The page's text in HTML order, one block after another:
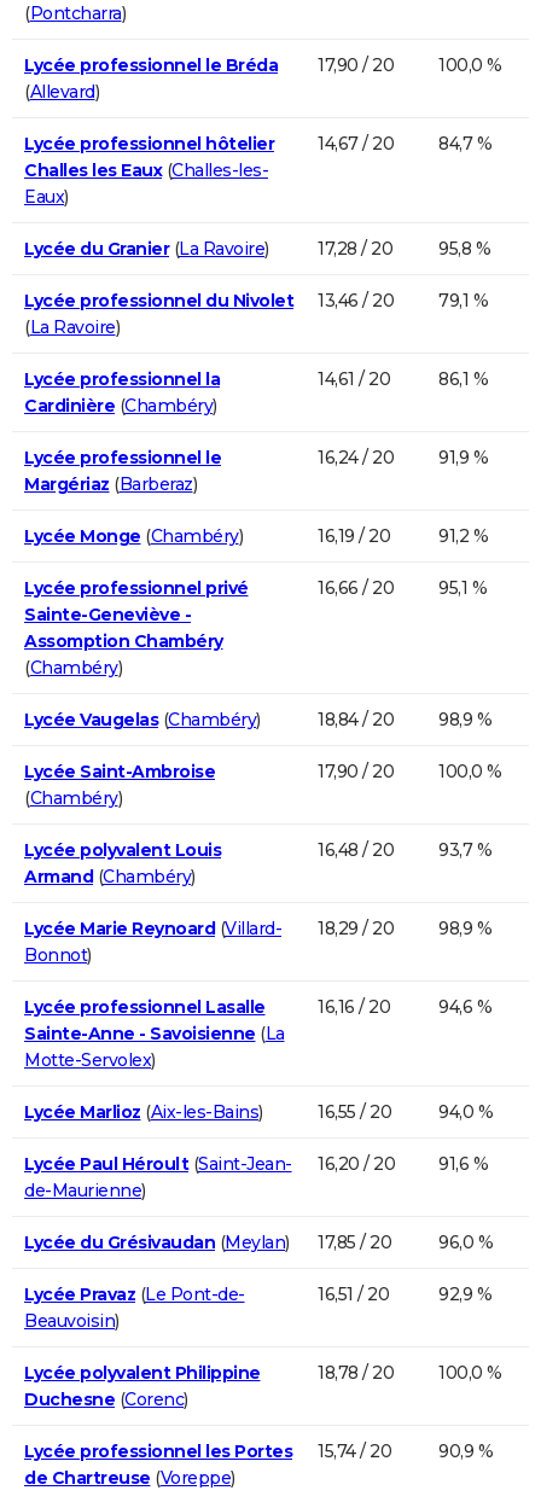
(Pontcharra)
Lycée professionnel le Bréda
(Allevard)
17,90 / 20 100,0 %
Lycée professionnel hôtelier
Challes les Eaux(Challes-les-
Eaux)
14,67 / 20 84,7 %
Lycée du Granier(La Ravoire) 17,28 / 20 95,8 %
Lycée professionnel du Nivolet
(La Ravoire)
13,46 / 20 79,1 %
Lycée professionnel la
Cardinière (Chambéry)
14,61 / 20 86,1 %
Lycée professionnel le
Margériaz (Barberaz)
16,24 / 20 91,9 %
Lycée Monge (Chambéry) 16,19 / 20 91,2 %
Lycée professionnel privé
Sainte-Geneviève -
Assomption Chambéry
(Chambéry)
16,66 / 20 95,1 %
Lycée Vaugelas(Chambéry) 18,84 / 20 98,9 %
Lycée Saint-Ambroise
(Chambéry)
17,90 / 20 100,0 %
Lycée polyvalent Louis
Armand(Chambéry)
16,48 / 20 93,7 %
Lycée Marie Reynoard(Villard-
Bonnot)
18,29 / 20 98,9 %
Lycée professionnel Lasalle
Sainte-Anne - Savoisienne (La
Motte-Servolex)
16,16 / 20 94,6 %
Lycée Marlioz (Aix-les-Bains) 16,55 / 20 94,0 %
Lycée Paul Héroult(Saint-Jean-
de-Maurienne)
16,20 / 20 91,6 %
Lycée du Grésivaudan (Meylan) 17,85 / 20 96,0 %
Lycée Pravaz (Le Pont-de-
Beauvoisin)
16,51 / 20 92,9 %
Lycée polyvalent Philippine
Duchesne (Corenc)
18,78 / 20 100,0 %
Lycée professionnel les Portes
de Chartreuse (Voreppe)
15,74 / 20 90,9 %